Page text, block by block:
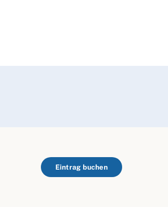
Eintrag buchen